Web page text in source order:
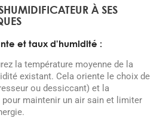
À SES
et taux d’humidité :
la température moyenne de la
existant. Cela oriente le choix de
ou dessiccant) et la
maintenir un air sain et limiter